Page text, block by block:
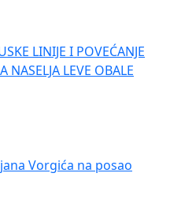
LINIJE I POVEĆANJE
NASELJA LEVE OBALE
Vorgića na posao